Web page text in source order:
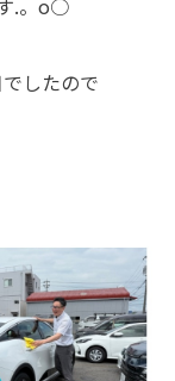
.。o○
したので